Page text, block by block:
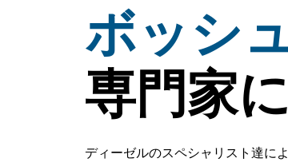
ボッシ
専門家
ディーゼルのスペシャリスト達に